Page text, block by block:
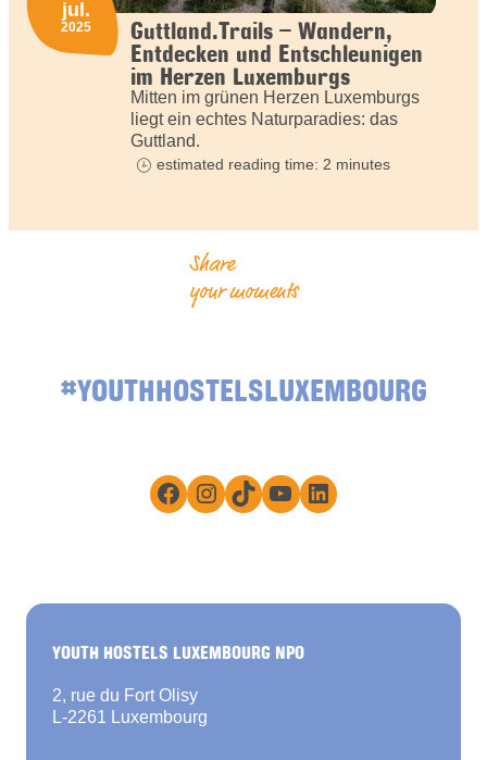
Guttland.Trails – Wandern,
Entdecken und Entschleunigen
im Herzen Luxemburgs
Mitten im grünen Herzen Luxemburgs
liegt ein echtes Naturparadies: das
Guttland.
jul.
2025
estimated reading time: 2 minutes
Share
your moments
#YOUTHHOSTELSLUXEMBOURG
Facebook
Instagram
TikTokYouTube
LinkedIn
YOUTH HOSTELS LUXEMBOURG NPO
2, rue du Fort Olisy
L-2261 Luxembourg